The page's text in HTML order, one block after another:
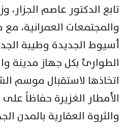
تابع الدكتور عاصم الجزار،
والمجتمعات العمرانية،
الطوارئ بكل جهاز مدينة
اتخاذها لاستقبال موسم
الأمطار الغزيرة حفاظاً على
والثروة العقارية بالمدن